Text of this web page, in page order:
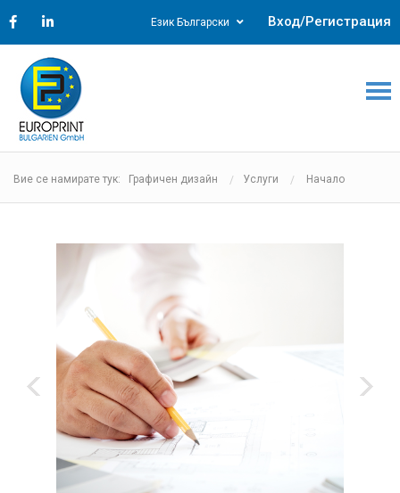
Език Български Вход/Регистрация
Вие се намирате тук: Графичен дизайн Услуги Начало
‹ ›